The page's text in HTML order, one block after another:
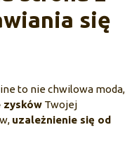
się
to nie chwilowa moda,
zysków Twojej
uzależnienie się od